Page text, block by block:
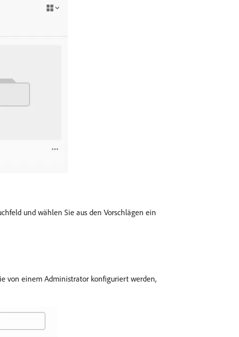
und wählen Sie aus den Vorschlägen ein
von einem Administrator konfiguriert werden,